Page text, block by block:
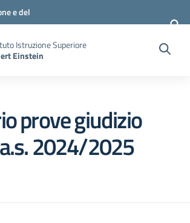
e del
Istruzione Superiore
Einstein
prove giudizio
2024/2025